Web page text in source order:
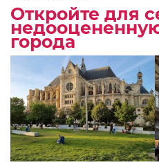
Откройте для
города